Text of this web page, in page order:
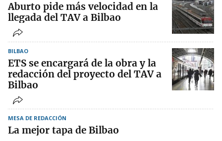
Aburto pide más velocidad en la
llegada del TAV a Bilbao
BILBAO
ETS se encargará de la obra y la
redacción del proyecto del TAV a
Bilbao
MESA DE REDACCIÓN
La mejor tapa de Bilbao